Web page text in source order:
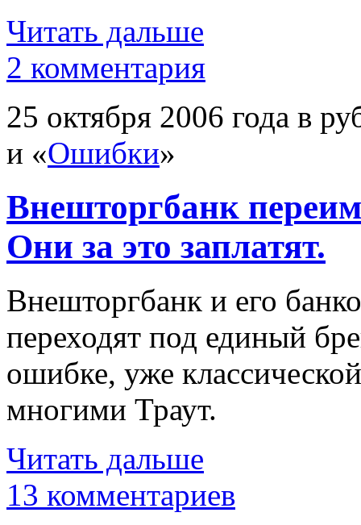
Читать дальше
2 комментария
25 октября 2006 года в
и «Ошибки»
Внешторгбанк
Они за это заплатят.
Внешторгбанк и его
переходят под единый
ошибке, уже
многими Траут.
Читать дальше
13 комментариев